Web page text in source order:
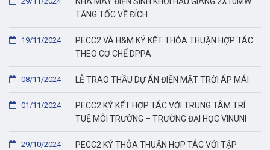
TĂNG TỐC VỀ ĐÍCH
PECC2 VÀ H&M KÝ KẾT THỎA THUẬN HỢP TÁC
THEO CƠ CHẾ DPPA
19/11/2024
LỄ TRAO THẦU DỰ ÁN ĐIỆN MẶT TRỜI ÁP MÁI
08/11/2024
PECC2 KÝ KẾT HỢP TÁC VỚI TRUNG TÂM TRÍ
TUỆ MÔI TRƯỜNG – TRƯỜNG ĐẠI HỌC VINUNI
01/11/2024
PECC2 KÝ THỎA THUẬN HỢP TÁC VỚI TẬP
29/10/2024